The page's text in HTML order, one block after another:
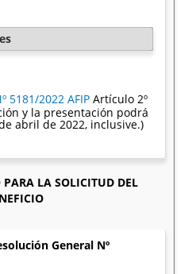
5181/2022 AFIP Artículo 2º
y la presentación podrá
abril de 2022, inclusive.)
PARA LA SOLICITUD DEL
General Nº